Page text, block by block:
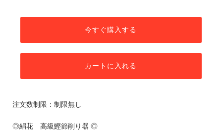
今すぐ購入する
カートに入れる
注文数制限：制限無し
◎絹花 高級鰹節削り器 ◎